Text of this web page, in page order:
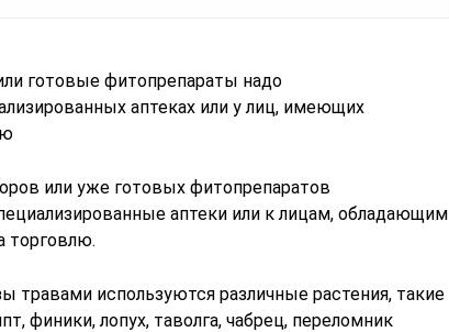
или уже готовых фитопрепаратов
аптеки или к лицам, обладающим
торговлю.
травами используются различные растения, такие
финики, лопух, таволга, чабрец, переломник